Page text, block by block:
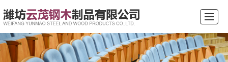
综合首页 公司介绍 产品展示 新闻动态 案例展示 行业常识 留言反馈 联系我们